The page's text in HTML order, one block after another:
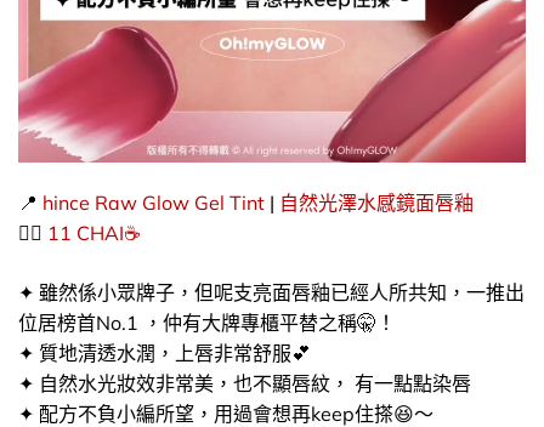
📍 hince Raw Glow Gel Tint | 自然光澤水感鏡面唇釉
👉🏻​ 11 CHAI☕​
✦ 雖然係小眾牌子，但呢支亮面唇釉已經人所共知，一推出
位居榜首No.1 ，仲有大牌專櫃平替之稱🤫！
✦ 質地清透水潤，上唇非常舒服💕​
✦ 自然水光妝效非常美，也不顯唇紋， 有一點點染唇
✦ 配方不負小編所望，用過會想再keep住搽​😆​～